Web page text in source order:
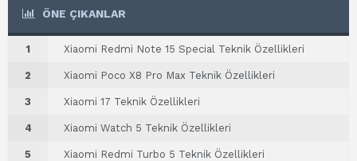
ÖNE ÇIKANLAR
1 Xiaomi Redmi Note 15 Special Teknik Özellikleri
2 Xiaomi Poco X8 Pro Max Teknik Özellikleri
3 Xiaomi 17 Teknik Özellikleri
4 Xiaomi Watch 5 Teknik Özellikleri
5 Xiaomi Redmi Turbo 5 Teknik Özellikleri